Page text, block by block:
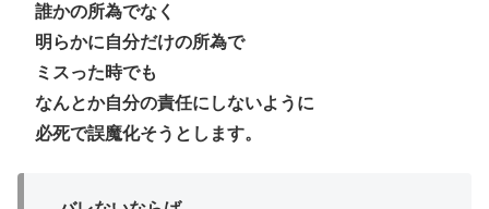
誰かの所為でなく
明らかに自分だけの所為で
ミスった時でも
なんとか自分の責任にしないように
必死で誤魔化そうとします。